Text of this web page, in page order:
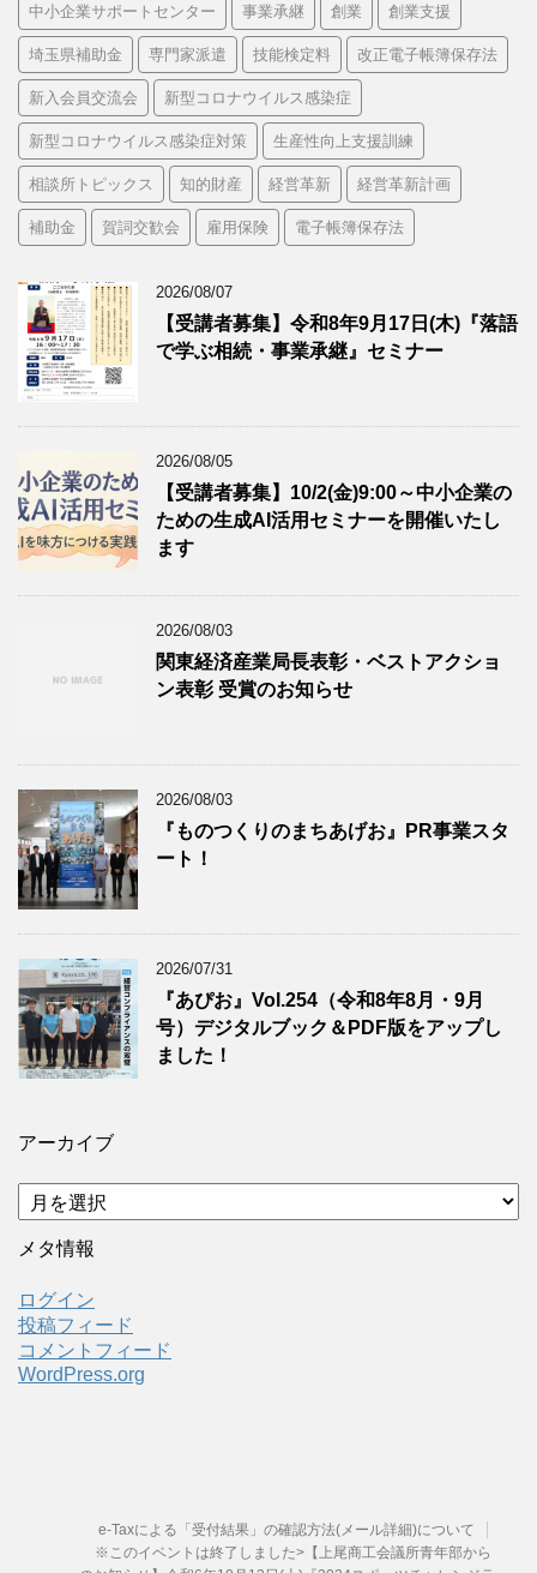
中小企業サポートセンター 事業承継 創業 創業支援
埼玉県補助金 専門家派遣 技能検定料 改正電子帳簿保存法
新入会員交流会 新型コロナウイルス感染症
新型コロナウイルス感染症対策 生産性向上支援訓練
相談所トピックス 知的財産 経営革新 経営革新計画
補助金 賀詞交歓会 雇用保険 電子帳簿保存法
2026/08/07
【受講者募集】令和8年9月17日(木)『落語
で学ぶ相続・事業承継』セミナー
2026/08/05
【受講者募集】10/2(金)9:00～中小企業の
ための生成AI活用セミナーを開催いたし
ます
2026/08/03
関東経済産業局長表彰・ベストアクショ
ン表彰 受賞のお知らせ
2026/08/03
『ものつくりのまちあげお』PR事業スタ
ート！
2026/07/31
『あぴお』Vol.254（令和8年8月・9月
号）デジタルブック＆PDF版をアップし
ました！
アーカイブ
ア
ー
カ
ブ
メタ情報
ログイン
投稿フィード
コメントフィード
WordPress.org
e-Taxによる「受付結果」の確認方法(メール詳細)について
※このイベントは終了しました>【上尾商工会議所青年部から